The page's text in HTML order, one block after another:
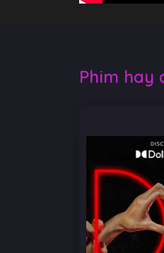
Phim hay